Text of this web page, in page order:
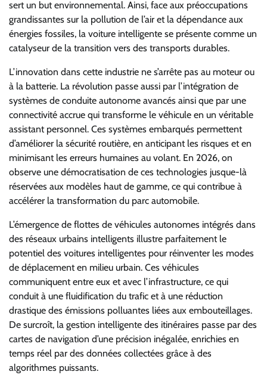
sert un but environnemental. Ainsi, face aux préoccupations
grandissantes sur la pollution de l’air et la dépendance aux
énergies fossiles, la voiture intelligente se présente comme un
catalyseur de la transition vers des transports durables.
L’innovation dans cette industrie ne s’arrête pas au moteur ou
à la batterie. La révolution passe aussi par l’intégration de
systèmes de conduite autonome avancés ainsi que par une
connectivité accrue qui transforme le véhicule en un véritable
assistant personnel. Ces systèmes embarqués permettent
d’améliorer la sécurité routière, en anticipant les risques et en
minimisant les erreurs humaines au volant. En 2026, on
observe une démocratisation de ces technologies jusque-là
réservées aux modèles haut de gamme, ce qui contribue à
accélérer la transformation du parc automobile.
L’émergence de flottes de véhicules autonomes intégrés dans
des réseaux urbains intelligents illustre parfaitement le
potentiel des voitures intelligentes pour réinventer les modes
de déplacement en milieu urbain. Ces véhicules
communiquent entre eux et avec l’infrastructure, ce qui
conduit à une fluidification du trafic et à une réduction
drastique des émissions polluantes liées aux embouteillages.
De surcroît, la gestion intelligente des itinéraires passe par des
cartes de navigation d’une précision inégalée, enrichies en
temps réel par des données collectées grâce à des
algorithmes puissants.